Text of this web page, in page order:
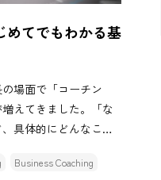
めてでもわかる基
場面で「コーチン
えてきました。「な
具体的にどんなこと
Business Coaching